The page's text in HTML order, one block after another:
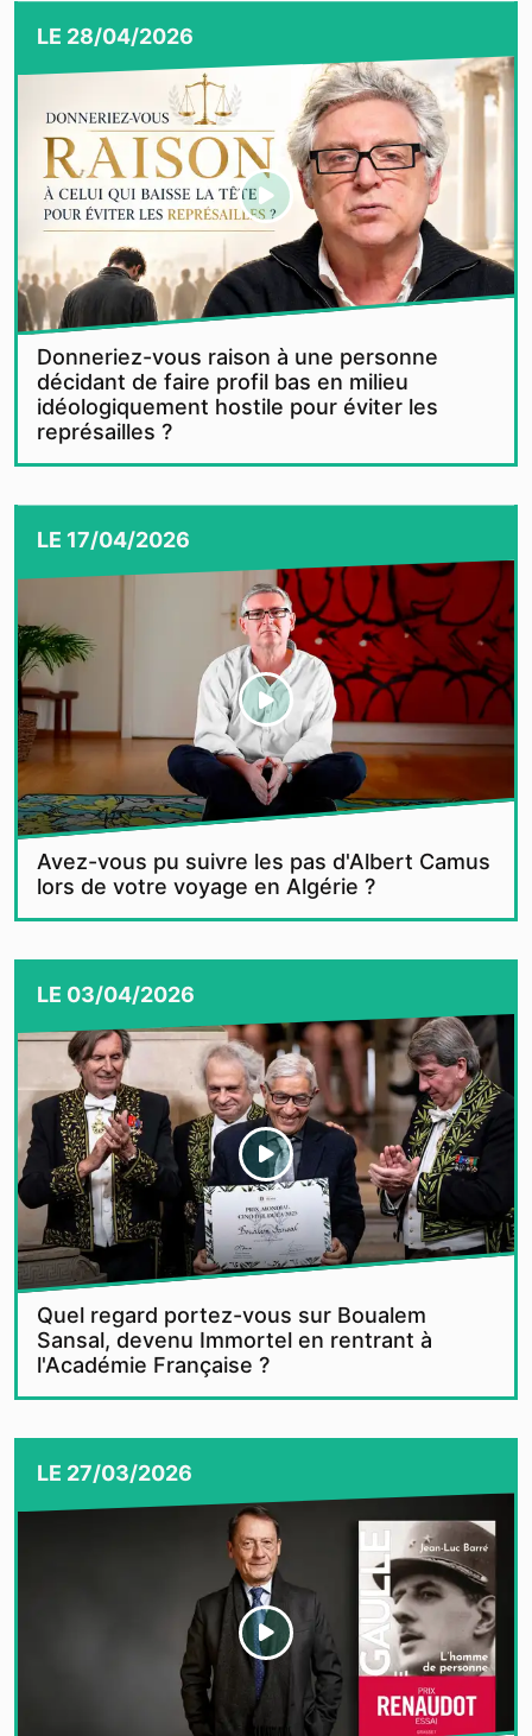
LE 28/04/2026
Donneriez-vous raison à une personne
décidant de faire profil bas en milieu
idéologiquement hostile pour éviter les
représailles ?
LE 17/04/2026
Avez-vous pu suivre les pas d'Albert Camus
lors de votre voyage en Algérie ?
LE 03/04/2026
Quel regard portez-vous sur Boualem
Sansal, devenu Immortel en rentrant à
l'Académie Française ?
LE 27/03/2026